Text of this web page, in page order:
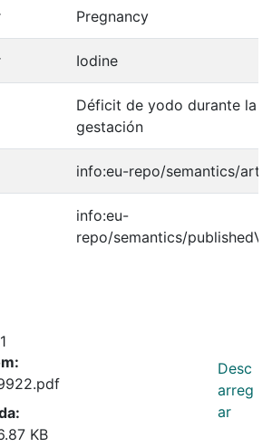
Pregnancy
Iodine
Déficit de yodo durante la
gestación
info:eu-repo/semantics/
info:eu-
repo/semantics/
KB
Desc
arreg
ar